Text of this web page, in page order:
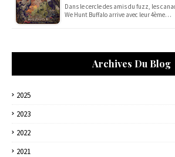
Dans le cercle des amis du fuzz, les
We Hunt Buffalo arrive avec leur 4ème…
Archives Du Blog
2025
2023
2022
2021